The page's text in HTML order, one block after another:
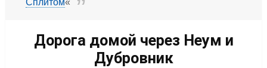
Дорога домой через Неум и
Дубровник